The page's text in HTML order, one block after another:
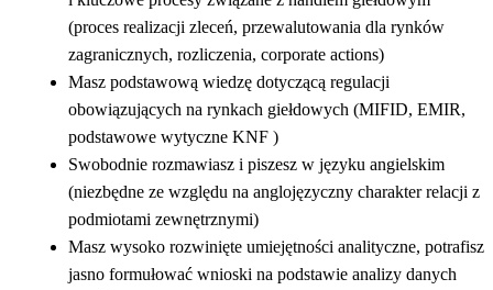
(proces realizacji zleceń, przewalutowania dla rynków
zagranicznych, rozliczenia, corporate actions)
Masz podstawową wiedzę dotyczącą regulacji
obowiązujących na rynkach giełdowych (MIFID, EMIR,
podstawowe wytyczne KNF )
Swobodnie rozmawiasz i piszesz w języku angielskim
(niezbędne ze względu na anglojęzyczny charakter relacji z
podmiotami zewnętrznymi)
Masz wysoko rozwinięte umiejętności analityczne, potrafisz
jasno formułować wnioski na podstawie analizy danych